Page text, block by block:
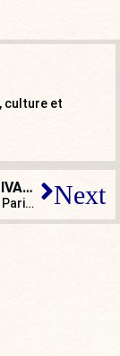
culture et
ARTICLE SUIVANT
[TRIBUNE] JO Paris 2024 : ces « risques incontrôlables » Next